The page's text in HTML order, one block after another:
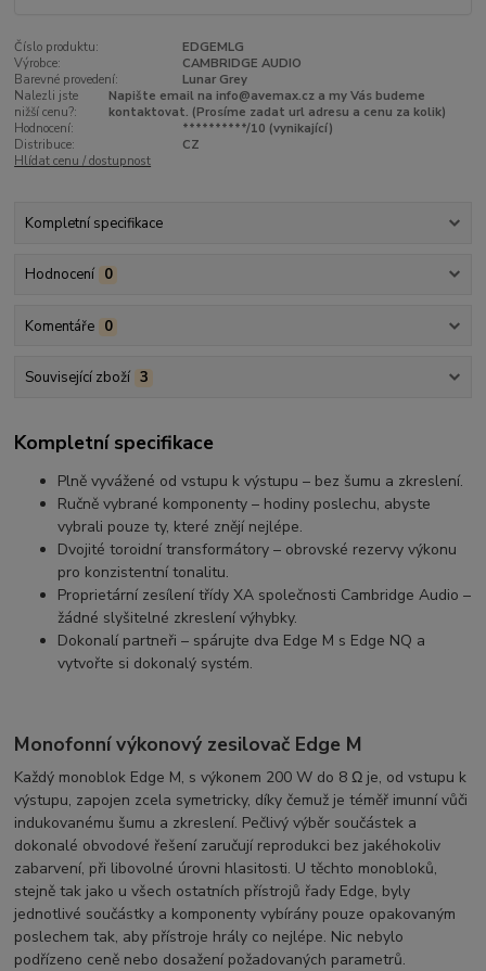
Číslo produktu:
EDGEMLG
Výrobce:
CAMBRIDGE AUDIO
Barevné provedení:
Lunar Grey
Nalezli jste
nižší cenu?:
Napište email na info@avemax.cz a my Vás budeme
kontaktovat. (Prosíme zadat url adresu a cenu za kolik)
Hodnocení:
**********/10 (vynikající)
Distribuce:
CZ
Hlídat cenu / dostupnost
Kompletní specifikace
Hodnocení 0
Komentáře 0
Související zboží 3
Kompletní specifikace
Plně vyvážené od vstupu k výstupu – bez šumu a zkreslení.
Ručně vybrané komponenty – hodiny poslechu, abyste
vybrali pouze ty, které znějí nejlépe.
Dvojité toroidní transformátory – obrovské rezervy výkonu
pro konzistentní tonalitu.
Proprietární zesílení třídy XA společnosti Cambridge Audio –
žádné slyšitelné zkreslení výhybky.
Dokonalí partneři – spárujte dva Edge M s Edge NQ a
vytvořte si dokonalý systém.
Monofonní výkonový zesilovač Edge M
Každý monoblok Edge M, s výkonem 200 W do 8 Ω je, od vstupu k
výstupu, zapojen zcela symetricky, díky čemuž je téměř imunní vůči
indukovanému šumu a zkreslení. Pečlivý výběr součástek a
dokonalé obvodové řešení zaručují reprodukci bez jakéhokoliv
zabarvení, při libovolné úrovni hlasitosti. U těchto monobloků,
stejně tak jako u všech ostatních přístrojů řady Edge, byly
jednotlivé součástky a komponenty vybírány pouze opakovaným
poslechem tak, aby přístroje hrály co nejlépe. Nic nebylo
podřízeno ceně nebo dosažení požadovaných parametrů.